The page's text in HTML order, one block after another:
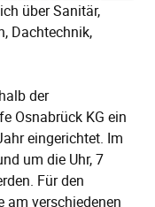
über Sanitär,
Dachtechnik,
der
Osnabrück KG ein
eingerichtet. Im
um die Uhr, 7
Für den
am verschiedenen